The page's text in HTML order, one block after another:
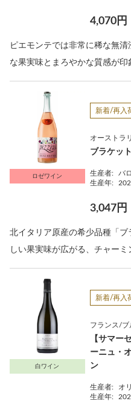
4,070円
ピエモンテでは非常に稀な無
な果実味とまろやかな質感が印
ロゼワイン
新着/再入
オーストラ
ブラケット
生産者:
バ
生産年:
3,047円
北イタリア原産の希少品種「
しい果実味が広がる、チャー
白ワイン
新着/再入
フランス/ブ
【サマー
ーニュ・
ン
生産者:
オ
生産年: